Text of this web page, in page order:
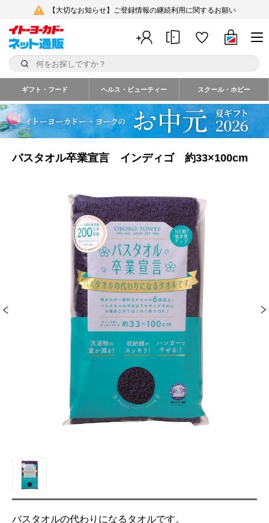
【大切なお知らせ】ご登録情報の継続利用に関するお願い
ギフト・フード ヘルス・ビューティー スクール・ホビー
バスタオル卒業宣言 インディゴ 約33×100cm
バスタオルの代わりになるタオルです。